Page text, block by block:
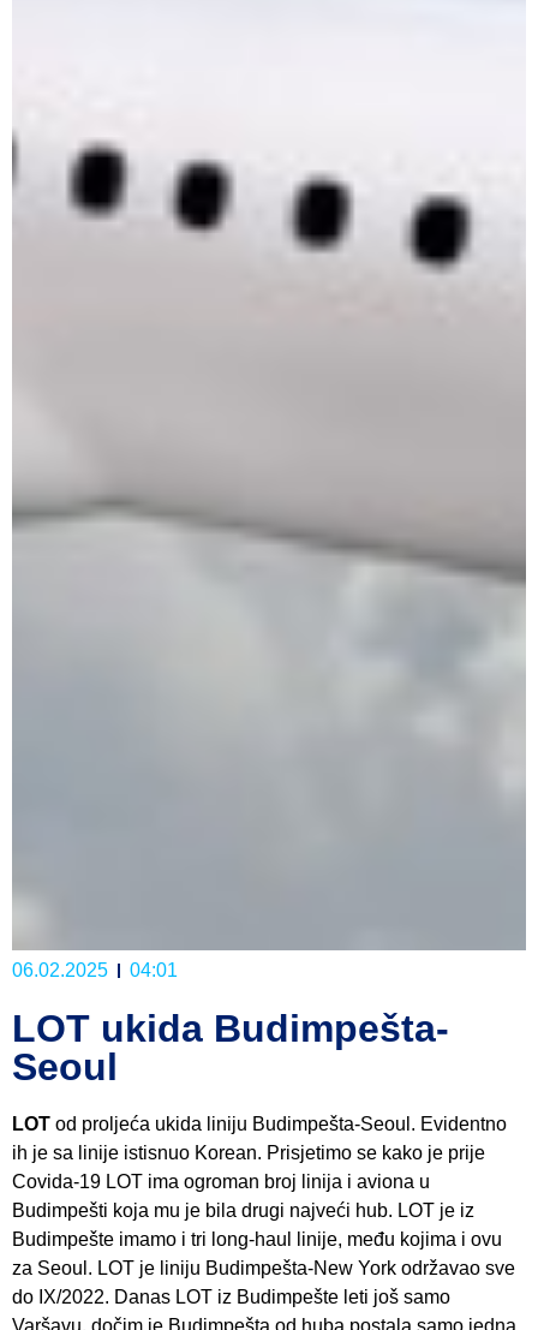
06.02.2025 04:01
LOT ukida Budimpešta-
Seoul
LOT od proljeća ukida liniju Budimpešta-Seoul. Evidentno
ih je sa linije istisnuo Korean. Prisjetimo se kako je prije
Covida-19 LOT ima ogroman broj linija i aviona u
Budimpešti koja mu je bila drugi najveći hub. LOT je iz
Budimpešte imamo i tri long-haul linije, među kojima i ovu
za Seoul. LOT je liniju Budimpešta-New York održavao sve
do IX/2022. Danas LOT iz Budimpešte leti još samo
Varšavu, dočim je Budimpešta od huba postala samo jedna